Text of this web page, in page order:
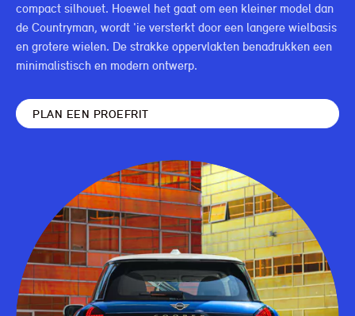
compact silhouet. Hoewel het gaat om een kleiner model dan
de Countryman, wordt 'ie versterkt door een langere wielbasis
en grotere wielen. De strakke oppervlakten benadrukken een
minimalistisch en modern ontwerp.
PLAN EEN PROEFRIT